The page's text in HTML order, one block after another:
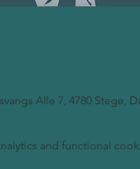
Alle 7, 4780 Stege,
and functional